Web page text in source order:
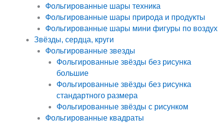
Фольгированные шары техника
Фольгированные шары природа и продукты
Фольгированные шары мини фигуры по воздух
Звёзды, сердца, круги
Фольгированные звезды
Фольгированные звёзды без рисунка
большие
Фольгированные звёзды без рисунка
стандартного размера
Фольгированные звёзды с рисунком
Фольгированные квадраты